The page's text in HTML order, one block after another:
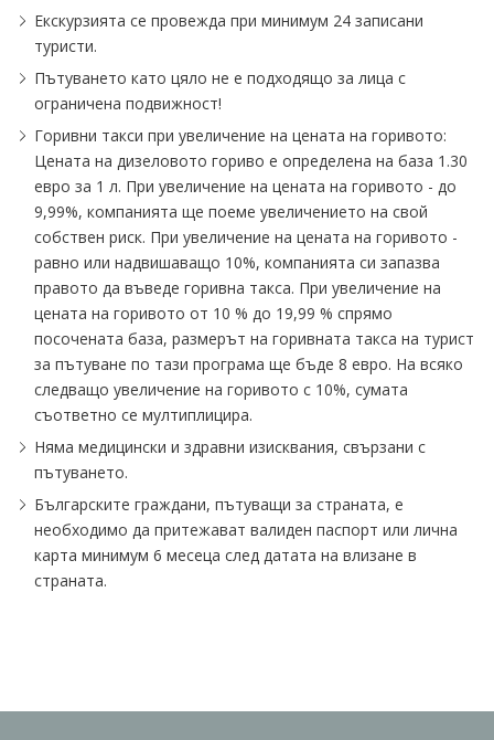
Екскурзията се провежда при минимум 24 записани
туристи.
Пътуването като цяло не е подходящо за лица с
ограничена подвижност!
Горивни такси при увеличение на цената на горивото:
Цената на дизеловото гориво е определена на база 1.30
eвро за 1 л. При увеличение на цената на горивото - до
9,99%, компанията ще поеме увеличението на свой
собствен риск. При увеличение на цената на горивото -
равно или надвишаващо 10%, компанията си запазва
правото да въведе горивна такса. При увеличение на
цената на горивото от 10 % до 19,99 % спрямо
посочената база, размерът на горивната такса на турист
за пътуване по тази програма ще бъде 8 евро. На всяко
следващо увеличение на горивото с 10%, сумата
съответно се мултиплицира.
Няма медицински и здравни изисквания, свързани с
пътуването.
Българските граждани, пътуващи за страната, е
необходимо да притежават валиден паспорт или лична
карта минимум 6 месеца след датата на влизане в
страната.